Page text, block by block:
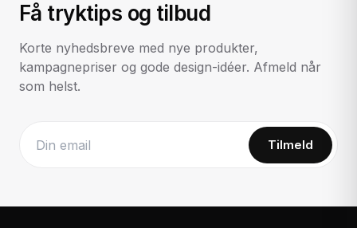
Få tryktips og tilbud
Korte nyhedsbreve med nye produkter,
kampagnepriser og gode design-idéer. Afmeld når
som helst.
Tilmeld